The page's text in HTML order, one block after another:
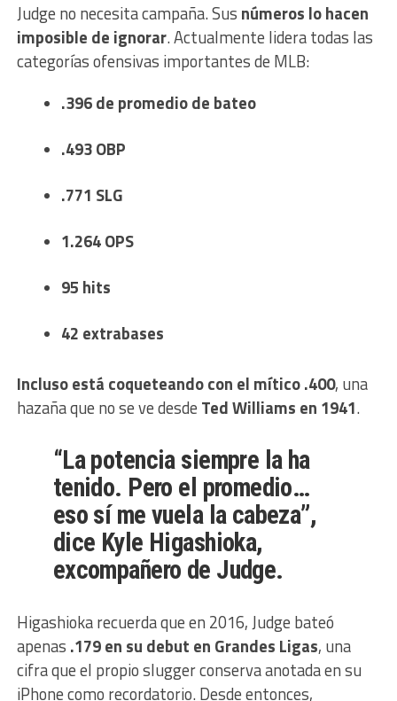
Judge no necesita campaña. Sus números lo hacen
imposible de ignorar. Actualmente lidera todas las
categorías ofensivas importantes de MLB:
.396 de promedio de bateo
.493 OBP
.771 SLG
1.264 OPS
95 hits
42 extrabases
Incluso está coqueteando con el mítico .400, una
hazaña que no se ve desde Ted Williams en 1941.
“La potencia siempre la ha
tenido. Pero el promedio…
eso sí me vuela la cabeza”,
dice Kyle Higashioka,
excompañero de Judge.
Higashioka recuerda que en 2016, Judge bateó
apenas .179 en su debut en Grandes Ligas, una
cifra que el propio slugger conserva anotada en su
iPhone como recordatorio. Desde entonces,